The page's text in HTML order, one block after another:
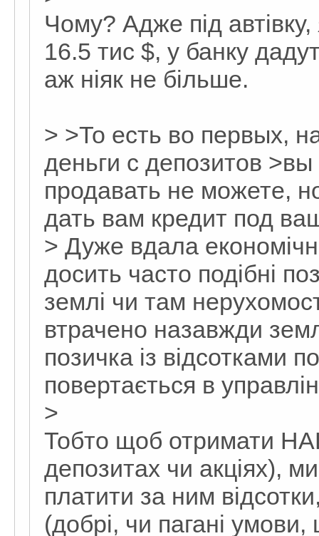
Чому? Адже під
16.5 тис $, у банку
аж ніяк не більше.
> >То есть во первых,
деньги с депозитов
продавать не можете,
дать вам кредит под
> Дуже вдала
досить часто подібні
землі чи там
втрачено назавжди
позичка із відсотками
повертається в
>
Тобто щоб отримати
депозитах чи акціях),
платити за ним
(добрі, чи пагані